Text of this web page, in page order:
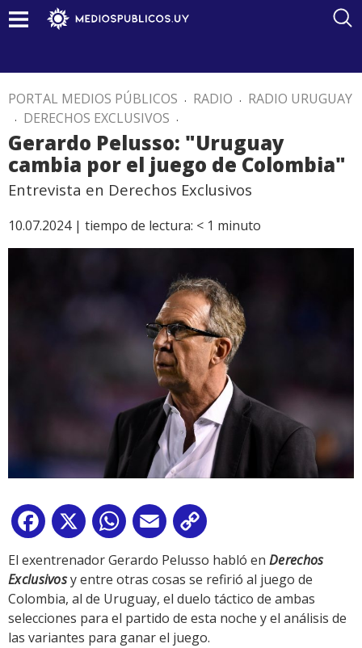
PORTAL MEDIOS PÚBLICOS . RADIO . RADIO URUGUAY
. DERECHOS EXCLUSIVOS .
Gerardo Pelusso: "Uruguay
cambia por el juego de Colombia"
Entrevista en Derechos Exclusivos
10.07.2024 | tiempo de lectura: < 1 minuto
Facebook
X WhatsApp
Email
Link
El exentrenador Gerardo Pelusso habló en Derechos
Exclusivosy entre otras cosas se refirió al juego de
Colombia, al de Uruguay, el duelo táctico de ambas
selecciones para el partido de esta noche y el análisis de
las variantes para ganar el juego.